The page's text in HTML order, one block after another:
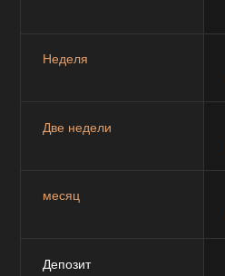
Неделя
Две недели
месяц
Депозит